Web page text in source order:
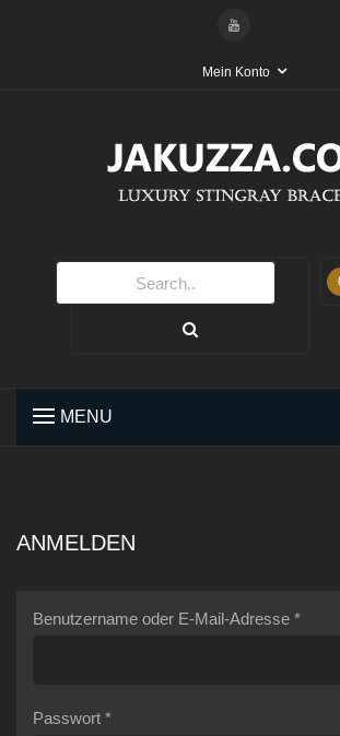
Mein Konto
ANMELDEN
Benutzername oder E-Mail-Adresse *
Passwort *